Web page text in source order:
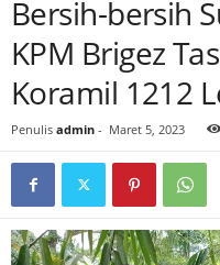
Bersih-bersih
KPM Brigez
Koramil 1212
Penulis admin - Maret 5, 2023